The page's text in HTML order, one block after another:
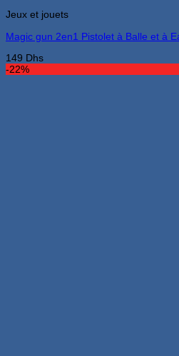
Jeux et jouets
Magic gun 2en1 Pistolet à Balle et à
149 Dhs
-22%